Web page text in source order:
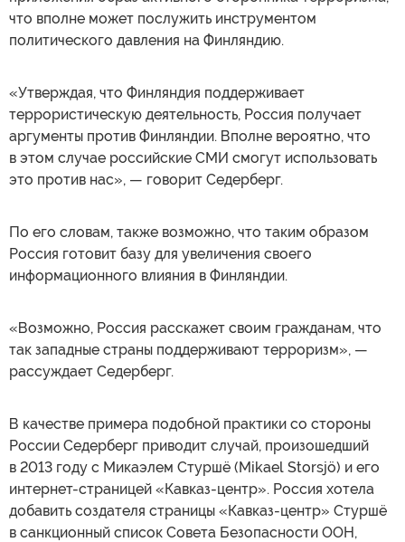
что вполне может послужить инструментом
политического давления на Финляндию.
«Утверждая, что Финляндия поддерживает
террористическую деятельность, Россия получает
аргументы против Финляндии. Вполне вероятно, что
в этом случае российские СМИ смогут использовать
это против нас», — говорит Седерберг.
По его словам, также возможно, что таким образом
Россия готовит базу для увеличения своего
информационного влияния в Финляндии.
«Возможно, Россия расскажет своим гражданам, что
так западные страны поддерживают терроризм», —
рассуждает Седерберг.
В качестве примера подобной практики со стороны
России Седерберг приводит случай, произошедший
в 2013 году с Микаэлем Стуршё (Mikael Storsjö) и его
интернет-страницей «Кавказ-центр». Россия хотела
добавить создателя страницы «Кавказ-центр» Стуршё
в санкционный список Совета Безопасности ООН,